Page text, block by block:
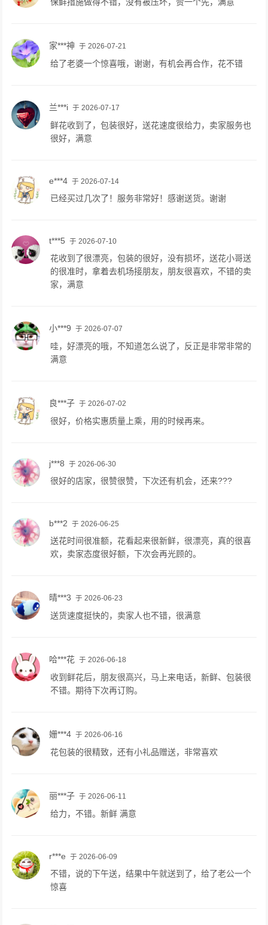
家***神 于 2026-07-21
给了老婆一个惊喜哦，谢谢，有机会再合作，花不错
兰***i 于 2026-07-17
鲜花收到了，包装很好，送花速度很给力，卖家服务也
很好，满意
e***4 于 2026-07-14
已经买过几次了！服务非常好！感谢送货。谢谢
t***5 于 2026-07-10
花收到了很漂亮，包装的很好，没有损坏，送花小哥送
的很准时，拿着去机场接朋友，朋友很喜欢，不错的卖
家，满意
小***9 于 2026-07-07
哇，好漂亮的哦，不知道怎么说了，反正是非常非常的
满意
良***子 于 2026-07-02
很好，价格实惠质量上乘，用的时候再来。
j***8 于 2026-06-30
很好的店家，很赞很赞，下次还有机会，还来???
b***2 于 2026-06-25
送花时间很准额，花看起来很新鲜，很漂亮，真的很喜
欢，卖家态度很好额，下次会再光顾的。
晴***3 于 2026-06-23
送货速度挺快的，卖家人也不错，很满意
哈***花 于 2026-06-18
收到鲜花后，朋友很高兴，马上来电话，新鲜、包装很
不错。期待下次再订购。
姗***4 于 2026-06-16
花包装的很精致，还有小礼品赠送，非常喜欢
丽***子 于 2026-06-11
给力，不错。新鲜 满意
r***e 于 2026-06-09
不错，说的下午送，结果中午就送到了，给了老公一个
惊喜